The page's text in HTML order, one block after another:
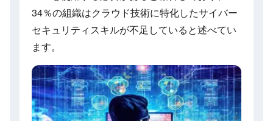
34％の組織はクラウド技術に特化したサイバー
セキュリティスキルが不足していると述べてい
ます。